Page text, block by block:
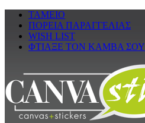
ΤΑΜΕΙΟ
ΠΟΡΕΙΑ ΠΑΡΑΓΓΕΛΙΑΣ
WISH LIST
ΦΤΙΑΞΕ ΤΟΝ ΚΑΜΒΑ ΣΟΥ